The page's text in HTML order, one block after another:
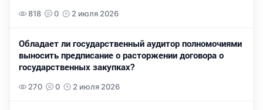
818 0 2 июля 2026
Обладает ли государственный аудитор полномочиями
выносить предписание о расторжении договора о
государственных закупках?
270 0 2 июля 2026